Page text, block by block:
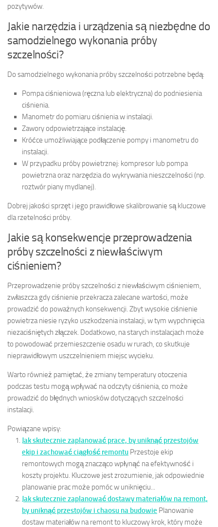
pozytywów.
Jakie narzędzia i urządzenia są niezbędne do
samodzielnego wykonania próby
szczelności?
Do samodzielnego wykonania próby szczelności potrzebne będą:
Pompa ciśnieniowa (ręczna lub elektryczna) do podniesienia
ciśnienia.
Manometr do pomiaru ciśnienia w instalacji.
Zawory odpowietrzające instalację.
Króćce umożliwiające podłączenie pompy i manometru do
instalacji.
W przypadku próby powietrznej: kompresor lub pompa
powietrzna oraz narzędzia do wykrywania nieszczelności (np.
roztwór piany mydlanej).
Dobrej jakości sprzęt i jego prawidłowe skalibrowanie są kluczowe
dla rzetelności próby.
Jakie są konsekwencje przeprowadzenia
próby szczelności z niewłaściwym
ciśnieniem?
Przeprowadzenie próby szczelności z niewłaściwym ciśnieniem,
zwłaszcza gdy ciśnienie przekracza zalecane wartości, może
prowadzić do poważnych konsekwencji. Zbyt wysokie ciśnienie
powietrza niesie ryzyko uszkodzenia instalacji, w tym wypchnięcia
niezaciśniętych złączek. Dodatkowo, na starych instalacjach może
to powodować przemieszczenie osadu w rurach, co skutkuje
nieprawidłowym uszczelnieniem miejsc wycieku.
Warto również pamiętać, że zmiany temperatury otoczenia
podczas testu mogą wpływać na odczyty ciśnienia, co może
prowadzić do błędnych wniosków dotyczących szczelności
instalacji.
Powiązane wpisy:
Jak skutecznie zaplanować prace, by uniknąć przestojów
ekip i zachować ciągłość remontu Przestoje ekip
remontowych mogą znacząco wpłynąć na efektywność i
koszty projektu. Kluczowe jest zrozumienie, jak odpowiednie
planowanie prac może pomóc w uniknięciu...
Jak skutecznie zaplanować dostawy materiałów na remont,
by uniknąć przestojów i chaosu na budowie Planowanie
dostaw materiałów na remont to kluczowy krok, który może